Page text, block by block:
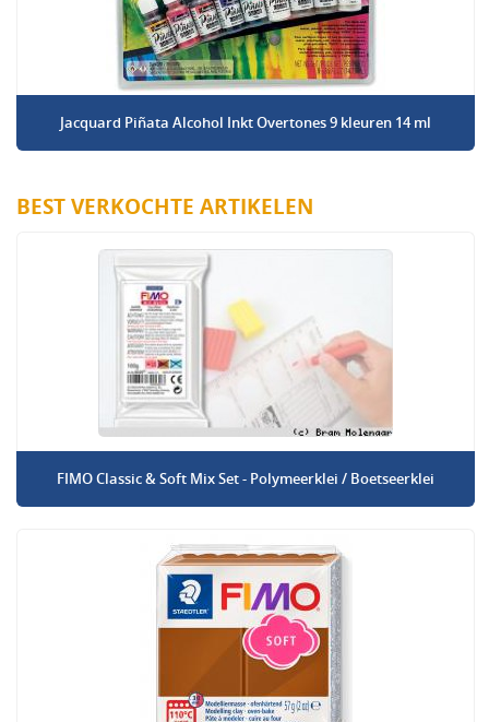
Jacquard Piñata Alcohol Inkt Overtones 9 kleuren 14 ml
BEST VERKOCHTE ARTIKELEN
FIMO Classic & Soft Mix Set - Polymeerklei / Boetseerklei